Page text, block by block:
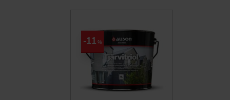
11 %